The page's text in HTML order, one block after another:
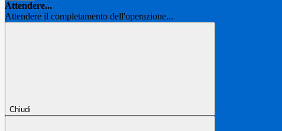
Attendere...
Attendere il completamento dell'operazione...
Chiudi